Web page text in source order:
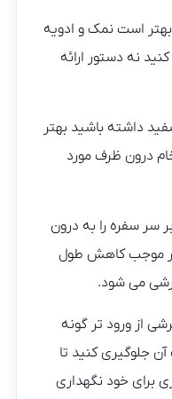
است نمک و ادویه
نه دستور ارائه
داشته باشید بهتر
درون ظرف مورد
سر سفره را به درون
امر موجب کاهش طول
می شود.
از ورود تر گونه
جلوگیری کنید تا
برای خود نگهداری